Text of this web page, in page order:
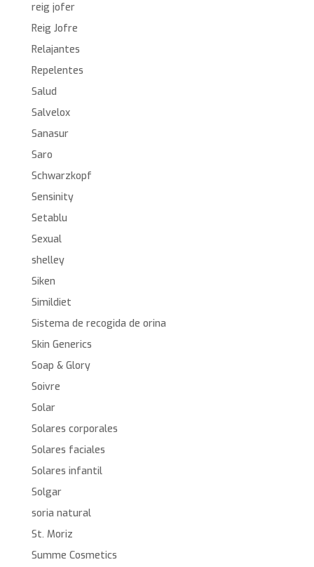
reig jofer
Reig Jofre
Relajantes
Repelentes
Salud
Salvelox
Sanasur
Saro
Schwarzkopf
Sensinity
Setablu
Sexual
shelley
Siken
Simildiet
Sistema de recogida de orina
Skin Generics
Soap & Glory
Soivre
Solar
Solares corporales
Solares faciales
Solares infantil
Solgar
soria natural
St. Moriz
Summe Cosmetics